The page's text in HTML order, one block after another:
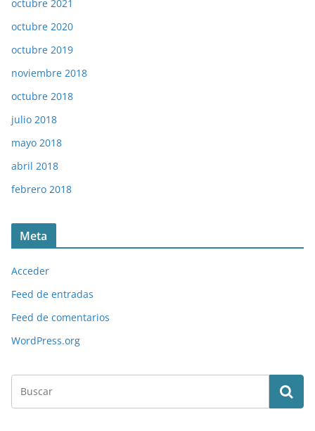
octubre 2021
octubre 2020
octubre 2019
noviembre 2018
octubre 2018
julio 2018
mayo 2018
abril 2018
febrero 2018
Meta
Acceder
Feed de entradas
Feed de comentarios
WordPress.org